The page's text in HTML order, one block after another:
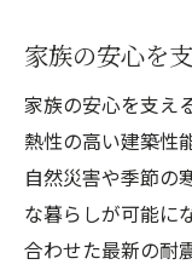
快適な
家族の
家族の安心を
家族の安心を支え
熱性の高い建築性
自然災害や季節の
な暮らしが可能に
合わせた最新の耐